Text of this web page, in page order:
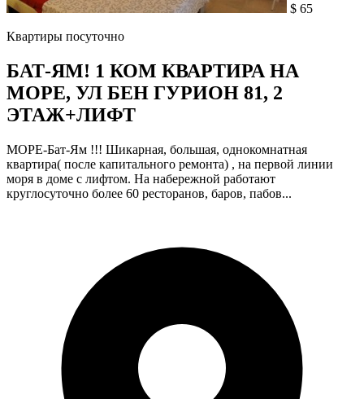
$ 65
Квартиры посуточно
БАТ-ЯМ! 1 КОМ КВАРТИРА НА
МОРЕ, УЛ БЕН ГУРИОН 81, 2
ЭТАЖ+ЛИФТ
МОРЕ-Бат-Ям !!! Шикарная, большая, однокомнатная
квартира( после капитального ремонта) , на первой линии
моря в доме с лифтом. На набережной работают
круглосуточно более 60 ресторанов, баров, пабов...